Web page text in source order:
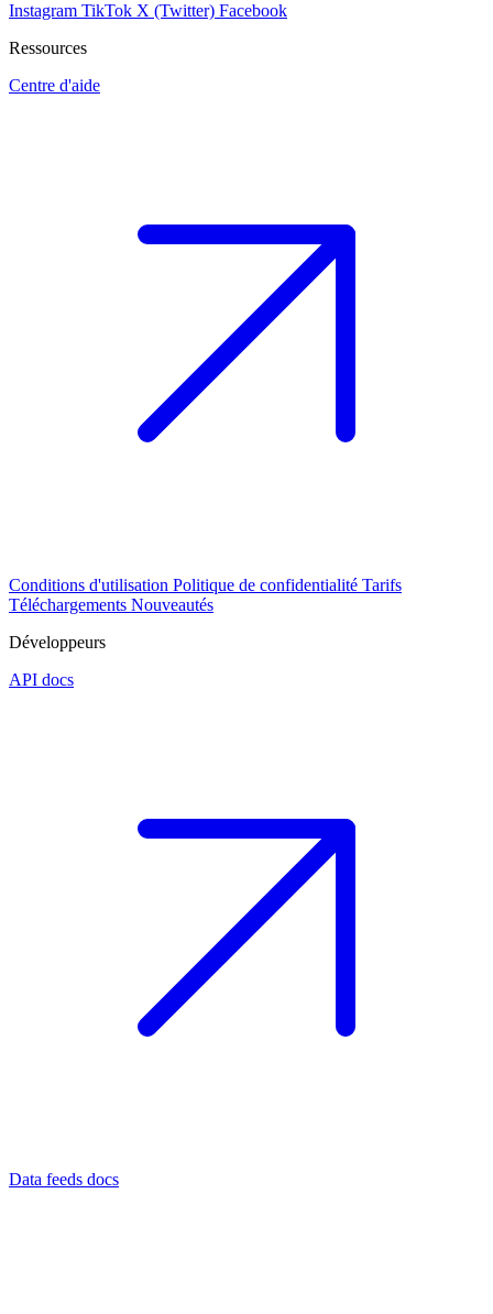
Instagram TikTok X (Twitter) Facebook
Ressources
Centre d'aide
Conditions d'utilisation Politique de confidentialité Tarifs
Téléchargements Nouveautés
Développeurs
API docs
Data feeds docs